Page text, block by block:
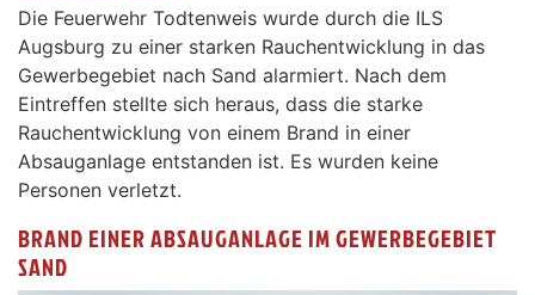
Die Feuerwehr Todtenweis wurde durch die ILS
Augsburg zu einer starken Rauchentwicklung in das
Gewerbegebiet nach Sand alarmiert. Nach dem
Eintreffen stellte sich heraus, dass die starke
Rauchentwicklung von einem Brand in einer
Absauganlage entstanden ist. Es wurden keine
Personen verletzt.
BRAND EINER ABSAUGANLAGE IM GEWERBEGEBIET
SAND